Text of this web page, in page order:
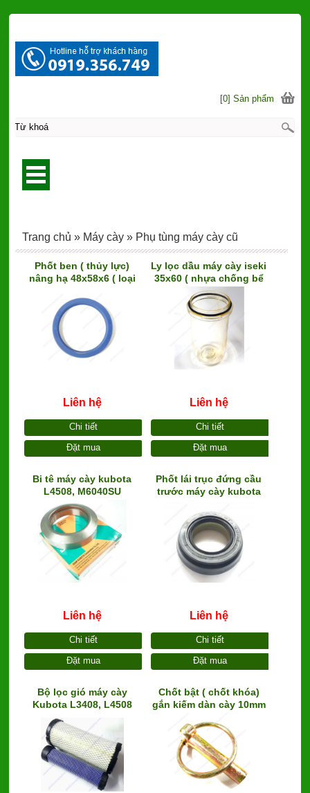
Phốt ben ( thủy lực)
nâng hạ 48x58x6 ( loại
Liên hệ
Chi tiết
Đặt mua
Ly lọc dầu máy cày iseki
35x60 ( nhựa chống bể
tốt, ly vàng)
Liên hệ
Chi tiết
Đặt mua
Bi tê máy cày kubota
L4508, M6040SU
(55x82x19) ( bi tì côn)
Liên hệ
Chi tiết
Đặt mua
Phốt lái trục đứng cầu
trước máy cày kubota
AZ8603P)
Liên hệ
Chi tiết
Đặt mua
Bộ lọc gió máy cày
Kubota L3408, L4508
(TA040-93230) (TA040-
9322-0) (65x105x270)
Chốt bật ( chốt khóa)
gắn kiếm dàn cày 10mm
Trang chủ » Máy cày » Phụ tùng máy cày cũ
[0] Sản phẩm